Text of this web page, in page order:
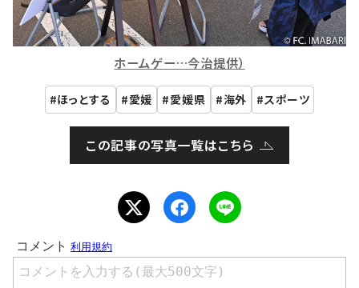
ホームゲー…今治提供）
ほっとする 愛媛 愛媛県 海外 スポーツ
この記事の写真一覧はこちら